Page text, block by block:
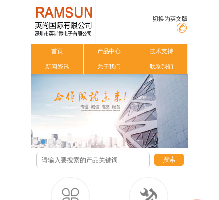
切换为英文版
首页 产品中心 技术支持
新闻资讯 关于我们 联系我们
搜索